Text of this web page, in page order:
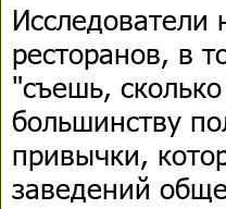
ресторанов, в
"съешь,
большинству
привычки,
заведений